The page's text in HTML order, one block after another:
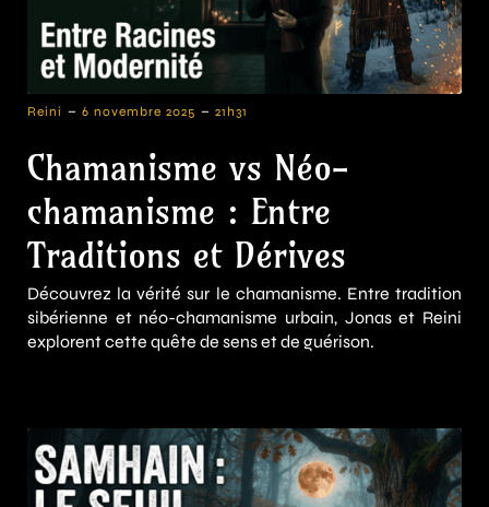
Reini - 6 novembre 2025 - 21h31
Chamanisme vs Néo-
chamanisme : Entre
Traditions et Dérives
Découvrez la vérité sur le chamanisme. Entre tradition
sibérienne et néo-chamanisme urbain, Jonas et Reini
explorent cette quête de sens et de guérison.